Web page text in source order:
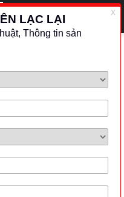
15174 –
only,
Ratchet